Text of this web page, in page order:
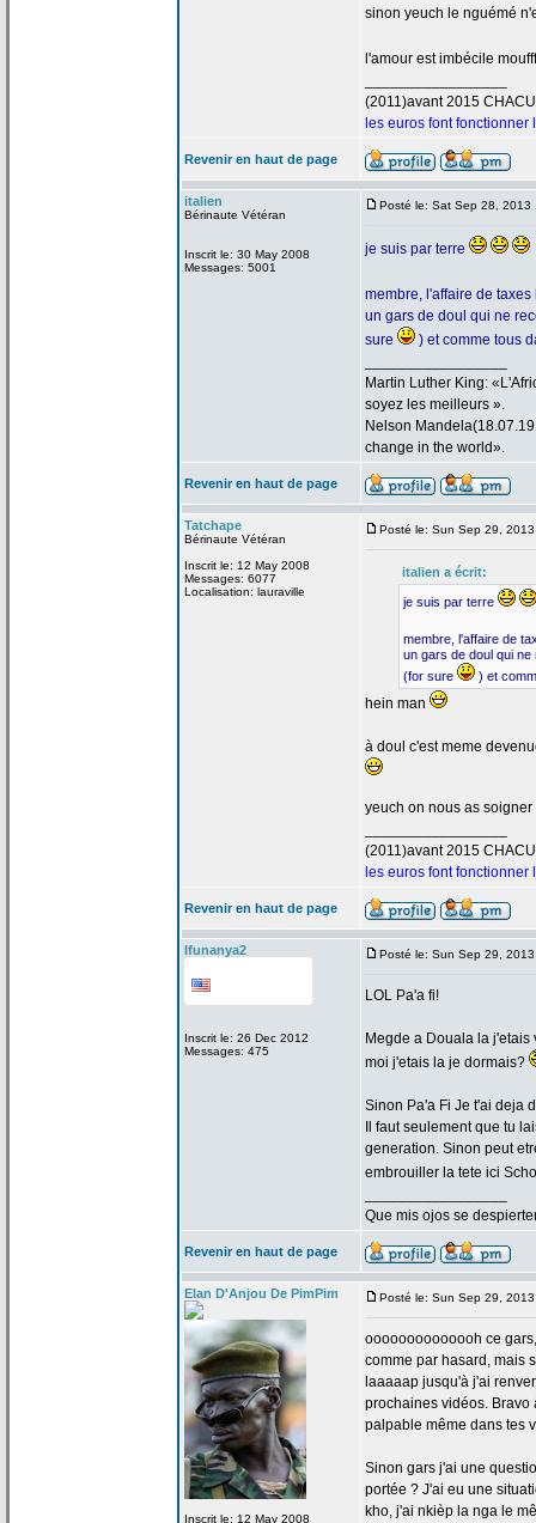
sinon yeuch le nguémé
l'amour est imbécile
(2011)avant 2015
les euros font fonctionner
Revenir en haut de page
italien
Bérinaute Vétéran
Inscrit le: 30 May 2008
Messages: 5001
Posté le: Sat Sep 28, 2013
je suis par terre
membre, l'affaire de taxes
un gars de doul qui ne
sure
) et comme tous
Martin Luther King:
soyez les meilleurs ».
Nelson
change in the world».
Revenir en haut de page
Tatchape
Bérinaute Vétéran
Inscrit le: 12 May 2008
Messages: 6077
Localisation: lauraville
Posté le: Sun Sep 29,
italien a écrit:
je suis par terre
membre, l'affaire de
un gars de doul qui ne
(for sure
) et
hein man
à doul c'est meme
yeuch on nous as soigner
(2011)avant 2015
les euros font fonctionner
Revenir en haut de page
Ifunanya2
Inscrit le: 26 Dec 2012
Messages: 475
Posté le: Sun Sep 29,
LOL Pa'a fi!
Megde a Douala la j'etais
moi j'etais la je dormais?
Sinon Pa'a Fi Je t'ai deja
Il faut seulement que tu
generation. Sinon peut
embrouiller la tete ici
Que mis ojos se
Revenir en haut de page
Elan D'Anjou De PimPim
Inscrit le: 12 May 2008
Posté le: Sun Sep 29,
oooooooooooooh ce
comme par hasard, mais
laaaaap jusqu'à j'ai
prochaines vidéos. Bravo
palpable même dans tes
Sinon gars j'ai une
portée ? J'ai eu une
kho, j'ai nkièp la nga le